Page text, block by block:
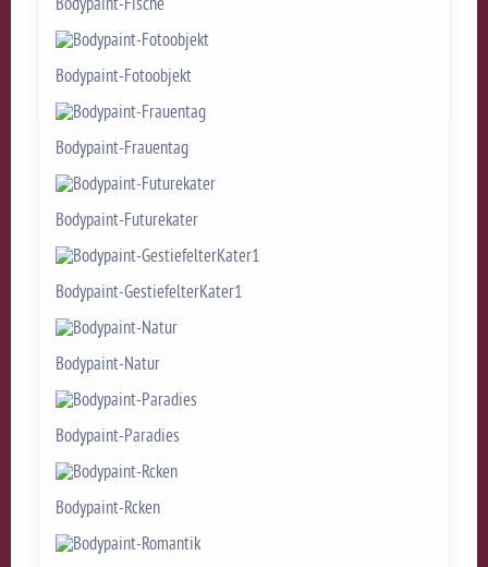
Bodypaint-Fische
Bodypaint-Fotoobjekt
Bodypaint-Frauentag
Bodypaint-Futurekater
Bodypaint-GestiefelterKater1
Bodypaint-Natur
Bodypaint-Paradies
Bodypaint-Rcken